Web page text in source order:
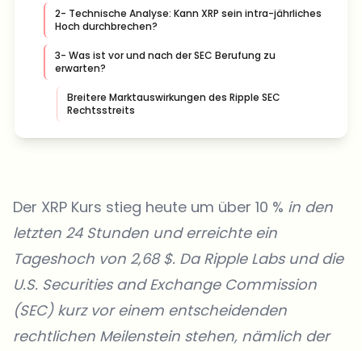
2- Technische Analyse: Kann XRP sein intra-jährliches
Hoch durchbrechen?
3- Was ist vor und nach der SEC Berufung zu
erwarten?
Breitere Marktauswirkungen des Ripple SEC
Rechtsstreits
Der XRP Kurs stieg heute um über 10 % in den
letzten 24 Stunden und erreichte ein
Tageshoch von 2,68 $. Da Ripple Labs und die
U.S. Securities and Exchange Commission
(SEC) kurz vor einem entscheidenden
rechtlichen Meilenstein stehen, nämlich der